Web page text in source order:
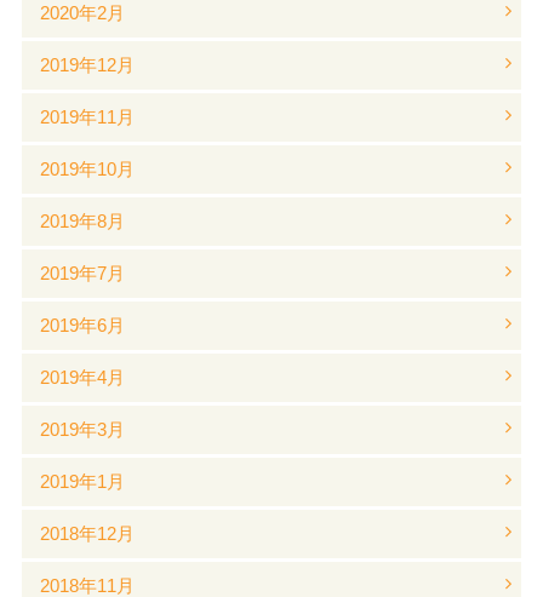
2020年2月
2019年12月
2019年11月
2019年10月
2019年8月
2019年7月
2019年6月
2019年4月
2019年3月
2019年1月
2018年12月
2018年11月